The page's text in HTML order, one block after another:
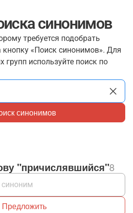
синонимов
требуется подобрать
кнопку «Поиск синонимов». Для
групп используйте поиск по
синонимов
"причислявшийся"8
Предложить